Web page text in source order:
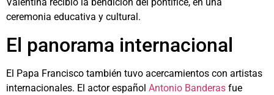
Valentina recibió la bendición del pontífice, en una
ceremonia educativa y cultural.
El panorama internacional
El Papa Francisco también tuvo acercamientos con artistas
internacionales. El actor español Antonio Banderas fue